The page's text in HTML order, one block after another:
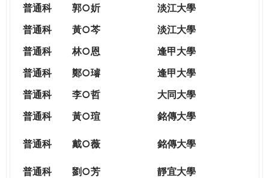
普通科
郭○妡
淡江大學
普通科
黃○芩
淡江大學
普通科
林○恩
逢甲大學
普通科
鄭○璿
逢甲大學
普通科
李○哲
大同大學
普通科
黃○瑄 銘傳大學
普通科 戴○薇 銘傳大學
普通科 劉○芳
靜宜大學